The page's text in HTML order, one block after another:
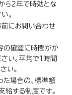
ら2年で時効とな
。
にお問い合わせ
の確認に時間がか
い。平均で1時間
い。
場合の、標準額
する制度です。